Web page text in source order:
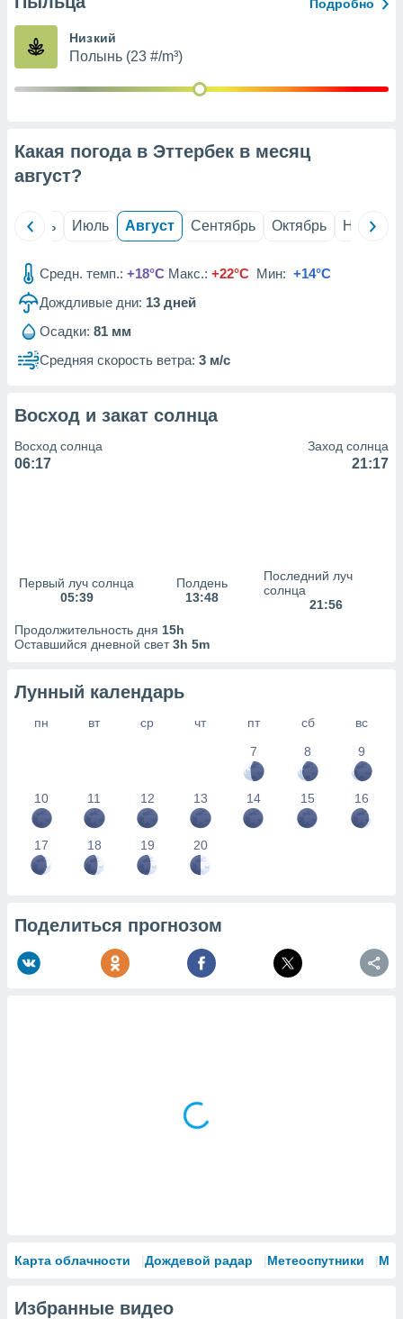
из
рекламы
сведения
Подробно
Низкий
Полынь (23 #/m³)
Какая погода в Эттербек в месяц
август?
Июнь Июль Август Сентябрь Октябрь Ноябрь
Средн. темп.: +18°C Макс.: +22°C Мин: +14°C
Дождливые дни: 13 дней
Осадки: 81 мм
Средняя скорость ветра: 3 м/с
Восход и закат солнца
Восход солнца
06:17
Заход солнца
21:17
Первый луч солнца
05:39
Полдень
13:48
Последний луч
солнца
21:56
Продолжительность дня 15h
Оставшийся дневной свет3h 5m
Лунный календарь
пн вт ср чт пт сб
вс
7
8 9
10 11 12 13 14 15 16
17 18 19 20
Поделиться прогнозом
Карта облачности Дождевой радар Метеоспутники
Избранные видео